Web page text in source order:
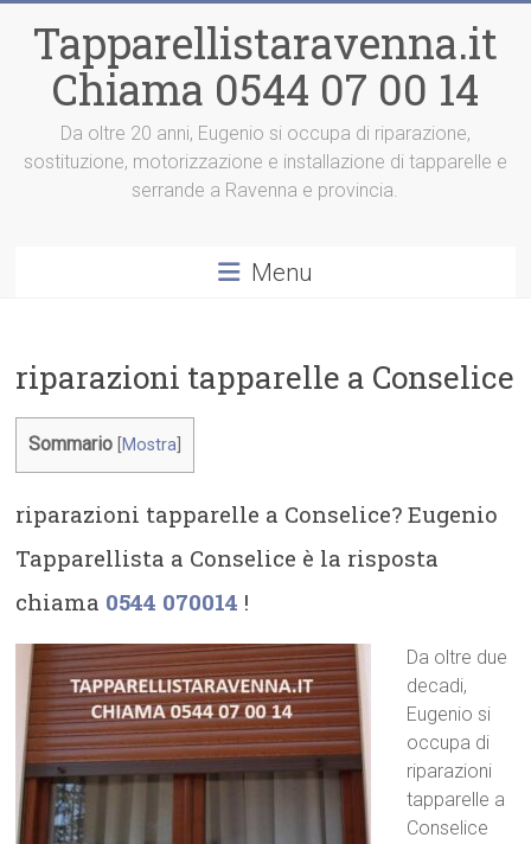
contenuto
Tapparellistaravenna.it
Chiama 0544 07 00 14
Da oltre 20 anni, Eugenio si occupa di riparazione,
sostituzione, motorizzazione e installazione di tapparelle e
serrande a Ravenna e provincia.
Menu
riparazioni tapparelle a Conselice
Sommario Mostra
riparazioni tapparelle a Conselice? Eugenio
Tapparellista a Conselice è la risposta
chiama 0544 070014 !
Da oltre due
decadi,
Eugenio si
occupa di
riparazioni
tapparelle a
Conselice